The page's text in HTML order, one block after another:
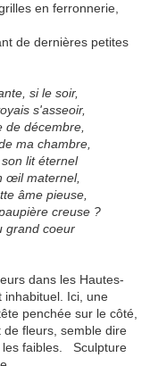
en ferronnerie,
de dernières petites
si le soir,
s'asseoir,
de décembre,
ma chambre,
lit éternel
œil maternel,
âme pieuse,
creuse ?
grand coeur
dans les Hautes-
inhabituel. Ici, une
penchée sur le côté,
fleurs, semble dire
les faibles. Sculpture